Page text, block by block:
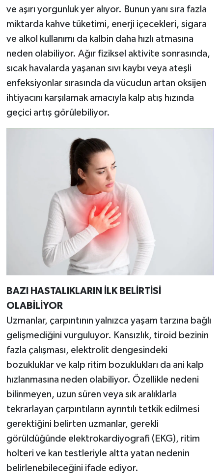
ve aşırı yorgunluk yer alıyor. Bunun yanı sıra fazla
miktarda kahve tüketimi, enerji içecekleri, sigara
ve alkol kullanımı da kalbin daha hızlı atmasına
neden olabiliyor. Ağır fiziksel aktivite sonrasında,
sıcak havalarda yaşanan sıvı kaybı veya ateşli
enfeksiyonlar sırasında da vücudun artan oksijen
ihtiyacını karşılamak amacıyla kalp atış hızında
geçici artış görülebiliyor.
BAZI HASTALIKLARIN İLK BELİRTİSİ
OLABİLİYOR
Uzmanlar, çarpıntının yalnızca yaşam tarzına bağlı
gelişmediğini vurguluyor. Kansızlık, tiroid bezinin
fazla çalışması, elektrolit dengesindeki
bozukluklar ve kalp ritim bozuklukları da ani kalp
hızlanmasına neden olabiliyor. Özellikle nedeni
bilinmeyen, uzun süren veya sık aralıklarla
tekrarlayan çarpıntıların ayrıntılı tetkik edilmesi
gerektiğini belirten uzmanlar, gerekli
görüldüğünde elektrokardiyografi (EKG), ritim
holteri ve kan testleriyle altta yatan nedenin
belirlenebileceğini ifade ediyor.